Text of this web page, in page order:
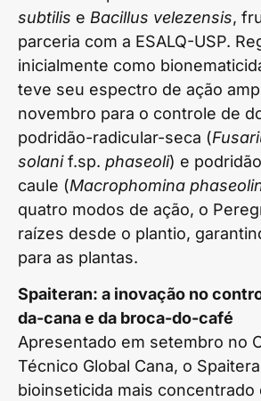
subtilis e Bacillus velezensis,
parceria com a ESALQ-USP.
inicialmente como
teve seu espectro de ação
novembro para o controle de
podridão-radicular-seca (
solanif.sp. phaseoli) e
caule (Macrophomina
quatro modos de ação, o
raízes desde o plantio,
para as plantas.
Spaiteran: a inovação no
da-cana e da broca-do-café
Apresentado em setembro no
Técnico Global Cana, o
bioinseticida mais concentrado